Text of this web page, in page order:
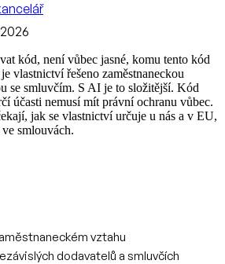
kód, není vůbec jasné, komu tento kód
vlastnictví řešeno zaměstnaneckou
se smluvčím. S AI je to složitější. Kód
účasti nemusí mít právní ochranu vůbec.
jak se vlastnictví určuje u nás a v EU,
smlouvách.
vztahu
dodavatelů a smluvčích